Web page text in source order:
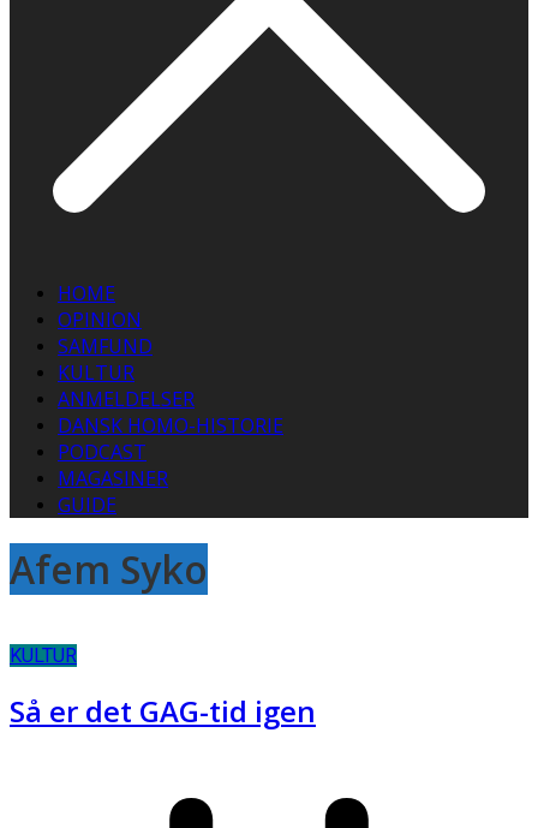
HOME
OPINION
SAMFUND
KULTUR
ANMELDELSER
DANSK HOMO-HISTORIE
PODCAST
MAGASINER
GUIDE
Afem Syko
KULTUR
Så er det GAG-tid igen